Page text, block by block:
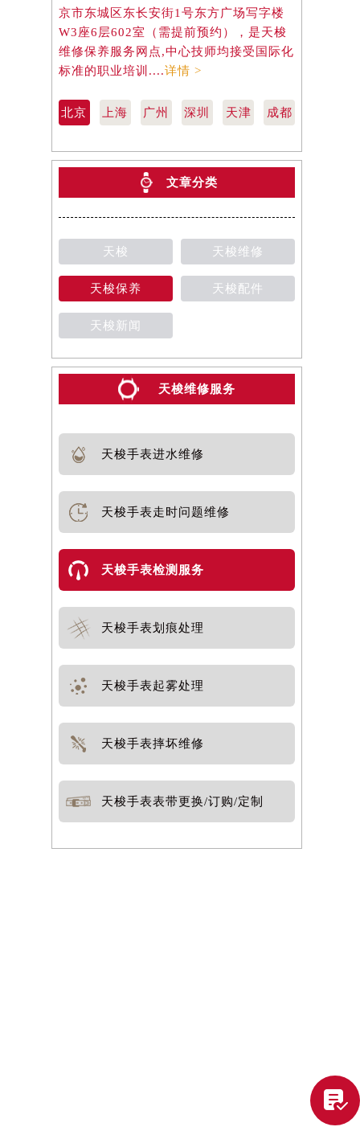
京市东城区东长安街1号东方广场写字楼
W3座6层602室（需提前预约），是天梭
维修保养服务网点,中心技师均接受国际化
标准的职业培训....详情 >
北京 上海 广州 深圳 天津 成都
文章分类
天梭 天梭维修
天梭保养 天梭配件
天梭新闻
天梭维修服务
天梭手表进水维修
天梭手表走时问题维修
天梭手表检测服务
天梭手表划痕处理
天梭手表起雾处理
天梭手表摔坏维修
天梭手表表带更换/订购/定制
